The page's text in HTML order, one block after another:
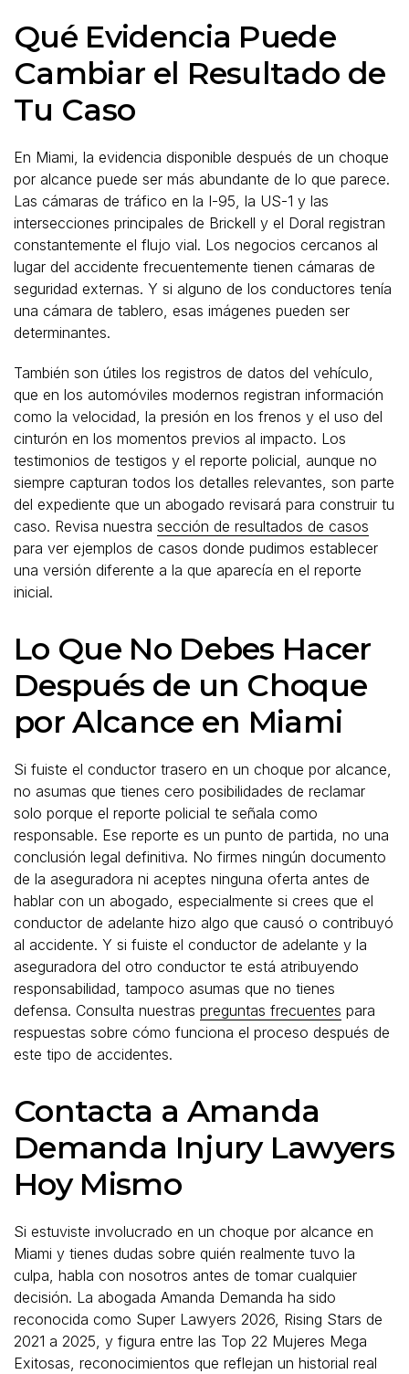
Qué Evidencia Puede
Cambiar el Resultado de
Tu Caso
En Miami, la evidencia disponible después de un choque
por alcance puede ser más abundante de lo que parece.
Las cámaras de tráfico en la I-95, la US-1 y las
intersecciones principales de Brickell y el Doral registran
constantemente el flujo vial. Los negocios cercanos al
lugar del accidente frecuentemente tienen cámaras de
seguridad externas. Y si alguno de los conductores tenía
una cámara de tablero, esas imágenes pueden ser
determinantes.
También son útiles los registros de datos del vehículo,
que en los automóviles modernos registran información
como la velocidad, la presión en los frenos y el uso del
cinturón en los momentos previos al impacto. Los
testimonios de testigos y el reporte policial, aunque no
siempre capturan todos los detalles relevantes, son parte
del expediente que un abogado revisará para construir tu
caso. Revisa nuestra sección de resultados de casos
para ver ejemplos de casos donde pudimos establecer
una versión diferente a la que aparecía en el reporte
inicial.
Lo Que No Debes Hacer
Después de un Choque
por Alcance en Miami
Si fuiste el conductor trasero en un choque por alcance,
no asumas que tienes cero posibilidades de reclamar
solo porque el reporte policial te señala como
responsable. Ese reporte es un punto de partida, no una
conclusión legal definitiva. No firmes ningún documento
de la aseguradora ni aceptes ninguna oferta antes de
hablar con un abogado, especialmente si crees que el
conductor de adelante hizo algo que causó o contribuyó
al accidente. Y si fuiste el conductor de adelante y la
aseguradora del otro conductor te está atribuyendo
responsabilidad, tampoco asumas que no tienes
defensa. Consulta nuestras preguntas frecuentes para
respuestas sobre cómo funciona el proceso después de
este tipo de accidentes.
Contacta a Amanda
Demanda Injury Lawyers
Hoy Mismo
Si estuviste involucrado en un choque por alcance en
Miami y tienes dudas sobre quién realmente tuvo la
culpa, habla con nosotros antes de tomar cualquier
decisión. La abogada Amanda Demanda ha sido
reconocida como Super Lawyers 2026, Rising Stars de
2021 a 2025, y figura entre las Top 22 Mujeres Mega
Exitosas, reconocimientos que reflejan un historial real